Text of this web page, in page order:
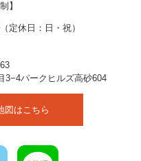
】
定休日：日・祝）
3−4パークヒルズ高砂604
図はこちら